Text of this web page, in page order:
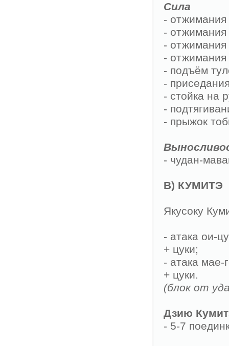
Сила
- отжимания
-
- отжимания
-
- подъём
-
- стойка на
-
- прыжок
- чудан-
В) КУМИТЭ
Якусоку
- атака ои-
+ цуки;
- атака
+ цуки.
(блок от
Дзию
- 5-7